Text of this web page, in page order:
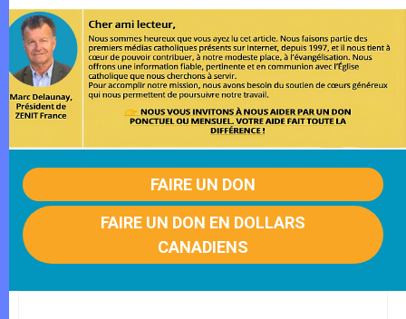
FAIRE UN DON
FAIRE UN DON EN DOLLARS
CANADIENS